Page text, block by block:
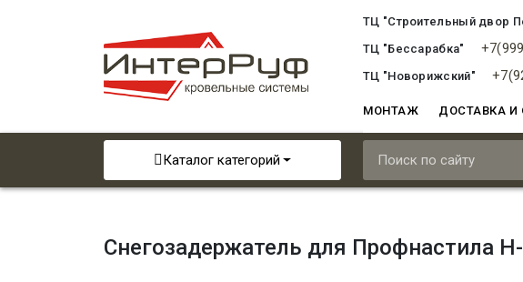
ТЦ "Строительный двор
ТЦ "Бессарабка"
ТЦ "Новорижский"
МОНТАЖ ДОСТАВКА И
Каталог категорий
Снегозадержатель для Профнастила